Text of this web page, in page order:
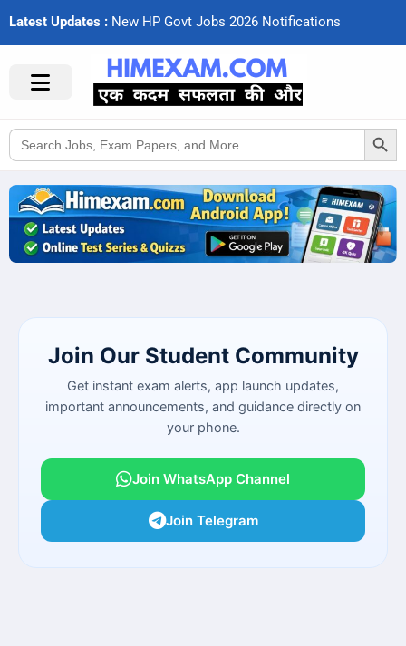
Latest Updates : New HP Govt Jobs 2026 Notifcations
Search
for:
Search Button
Join Our Student Community
Get instant exam alerts, app launch updates,
important announcements, and guidance directly on
your phone.
Join WhatsApp Channel
Join Telegram